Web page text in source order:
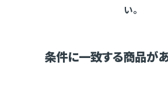
い。
条件に一致する商品があ